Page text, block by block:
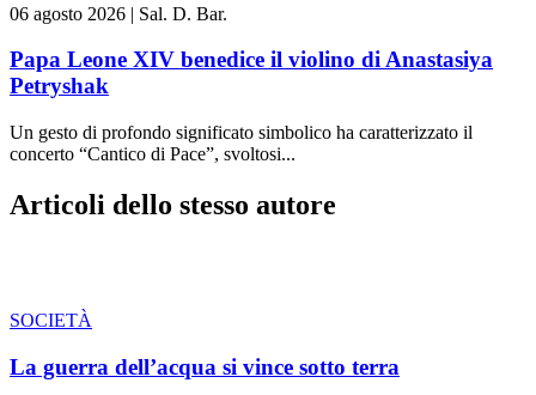
06 agosto 2026 | Sal. D. Bar.
Papa Leone XIV benedice il violino di Anastasiya
Petryshak
Un gesto di profondo significato simbolico ha caratterizzato il
concerto “Cantico di Pace”, svoltosi...
Articoli dello stesso autore
SOCIETÀ
La guerra dell’acqua si vince sotto terra